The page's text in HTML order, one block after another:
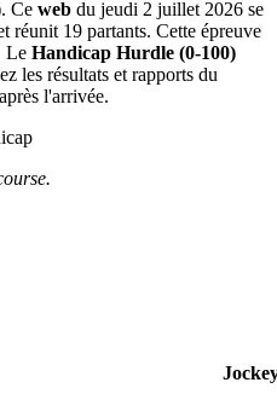
Ce web du jeudi 2 juillet 2026 se
réunit 19 partants. Cette épreuve
Le Handicap Hurdle (0-100)
les résultats et rapports du
l'arrivée.